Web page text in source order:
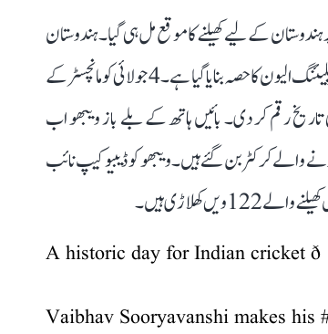
کے لیے کھیلنے کا موقع مل ہی گیا۔ ہندوستان
اور انگلینڈ کے درمیان ٹی-20 سیریز کے دوسرے مقابلہ میں ویبھو کو بھی پلیئنگ الیون کا حصہ بنایا گیا ہے۔ 4 جولائی کو مانچسٹر کے
رقم کر دی۔ بائیں ہاتھ کے بلے باز ویبھو اب
والے کرکٹر بن گئے ہیں۔ ویبھو کو ڈیبیو کیپ نائب
A historic day for Indian cricket ð
Vaibhav Sooryavanshi makes his